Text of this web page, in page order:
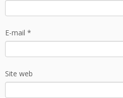
E-mail *
Site web